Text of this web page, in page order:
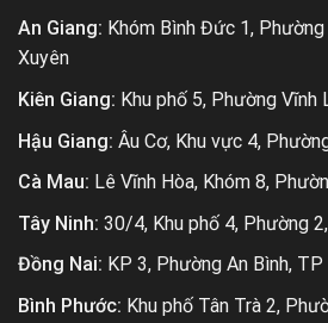
An Giang: Khóm Bình Đức 1,
Xuyên
Kiên Giang: Khu phố 5, Phường Vĩnh
Hậu Giang: Âu Cơ, Khu vực 4,
Cà Mau: Lê Vĩnh Hòa, Khóm 8,
Tây Ninh: 30/4, Khu phố 4, Phường
Đồng Nai: KP 3, Phường An Bình,
Bình Phước: Khu phố Tân Trà 2,